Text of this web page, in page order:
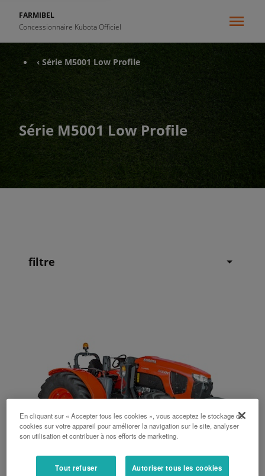
FARMIBEL
Concessionnaire Kubota Officiel
‹ Série M5001 Low Profile
Série M5001 Low Profile
filtre
En cliquant sur « Accepter tous les cookies », vous acceptez le stockage de
cookies sur votre appareil pour améliorer la navigation sur le site, analyser
son utilisation et contribuer à nos efforts de marketing.
Tout refuser Autoriser tous les cookies